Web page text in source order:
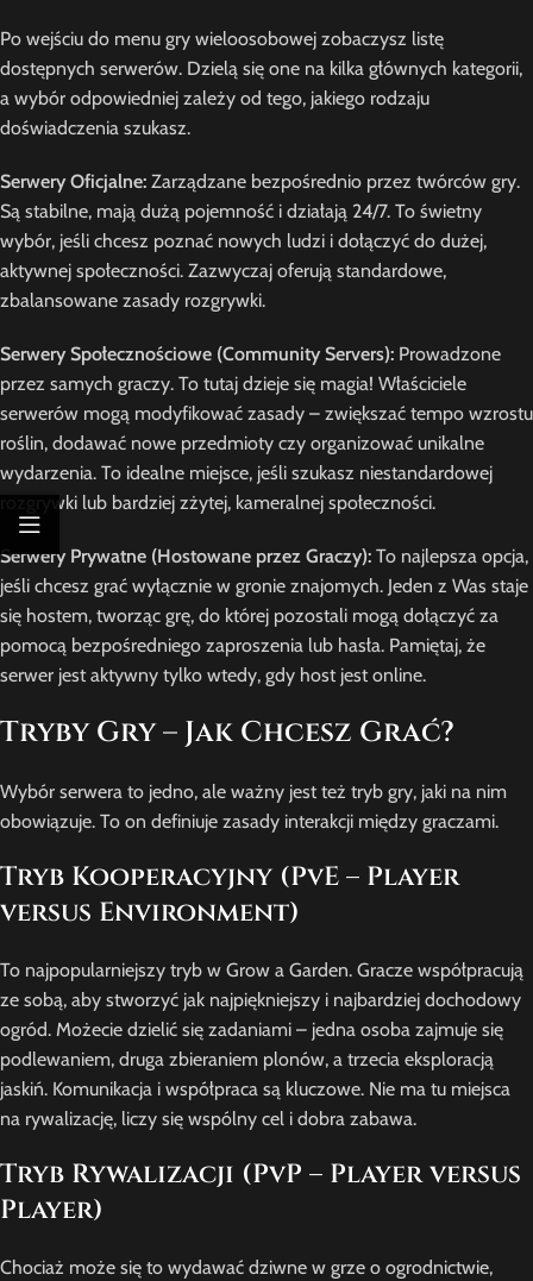
Po wejściu do menu gry wieloosobowej zobaczysz listę
dostępnych serwerów. Dzielą się one na kilka głównych kategorii,
a wybór odpowiedniej zależy od tego, jakiego rodzaju
doświadczenia szukasz.
Serwery Oficjalne: Zarządzane bezpośrednio przez twórców gry.
Są stabilne, mają dużą pojemność i działają 24/7. To świetny
wybór, jeśli chcesz poznać nowych ludzi i dołączyć do dużej,
aktywnej społeczności. Zazwyczaj oferują standardowe,
zbalansowane zasady rozgrywki.
Serwery Społecznościowe (Community Servers): Prowadzone
przez samych graczy. To tutaj dzieje się magia! Właściciele
serwerów mogą modyfikować zasady – zwiększać tempo wzrostu
roślin, dodawać nowe przedmioty czy organizować unikalne
wydarzenia. To idealne miejsce, jeśli szukasz niestandardowej
rozgrywki lub bardziej zżytej, kameralnej społeczności.
Serwery Prywatne (Hostowane przez Graczy): To najlepsza opcja,
jeśli chcesz grać wyłącznie w gronie znajomych. Jeden z Was staje
się hostem, tworząc grę, do której pozostali mogą dołączyć za
pomocą bezpośredniego zaproszenia lub hasła. Pamiętaj, że
serwer jest aktywny tylko wtedy, gdy host jest online.
Tryby Gry – Jak Chcesz Grać?
Wybór serwera to jedno, ale ważny jest też tryb gry, jaki na nim
obowiązuje. To on definiuje zasady interakcji między graczami.
Tryb Kooperacyjny (PvE – Player
versus Environment)
To najpopularniejszy tryb w Grow a Garden. Gracze współpracują
ze sobą, aby stworzyć jak najpiękniejszy i najbardziej dochodowy
ogród. Możecie dzielić się zadaniami – jedna osoba zajmuje się
podlewaniem, druga zbieraniem plonów, a trzecia eksploracją
jaskiń. Komunikacja i współpraca są kluczowe. Nie ma tu miejsca
na rywalizację, liczy się wspólny cel i dobra zabawa.
Tryb Rywalizacji (PvP – Player versus
Player)
Chociaż może się to wydawać dziwne w grze o ogrodnictwie,